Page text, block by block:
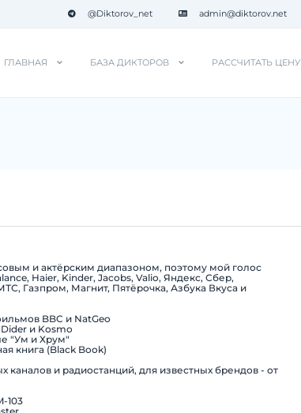
@Diktorov_net admin@diktorov.net
ГЛАВНАЯ БАЗА ДИКТОРОВ РАССЧИТАТЬ ЦЕНУ
и актёрским диапазоном, поэтому мой голос
Haier, Kinder, Jacobs, Valio, Яндекс, Сбер,
Газпром, Магнит, Пятёрочка, Азбука Вкуса и
BBC и NatGeo
и Kosmo
"Ум и Хрум"
книга (Black Book)
каналов и радиостанций, для известных брендов - от
103